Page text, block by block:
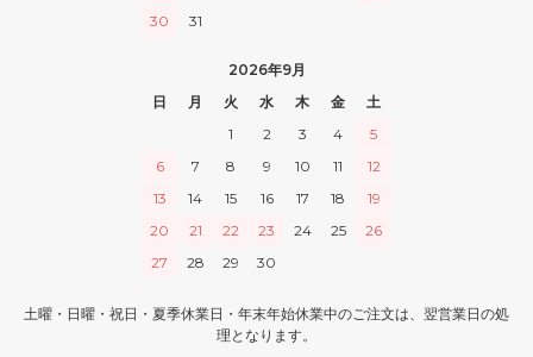
30
31
2026年9月
日
月 火 水 木 金
土
1
2 3 4
5
6
7 8 9 10 11
12
13
14 15 16 17 18
19
20
21 22 23 24 25
26
27
28 29 30
土曜・日曜・祝日・夏季休業日・年末年始休業中のご注文は、翌営業日の処
理となります。